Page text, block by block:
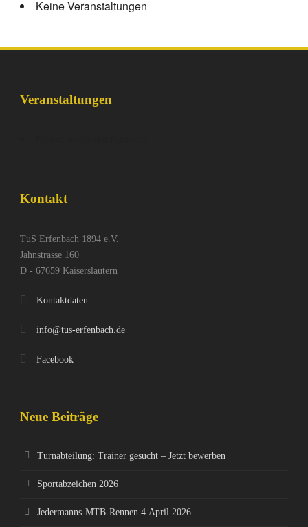
Keine Veranstaltungen
Veranstaltungen
Kontakt
TuS Erfenbach 1894 e.V.
Jahnstrasse 160
D - 67659 Kaiserslautern
Kontaktdaten
info@tus-erfenbach.de
Facebook
Neue Beiträge
Turnabteilung: Trainer gesucht – Jetzt bewerben
Sportabzeichen 2026
Jedermanns-MTB-Rennen 4.April 2026